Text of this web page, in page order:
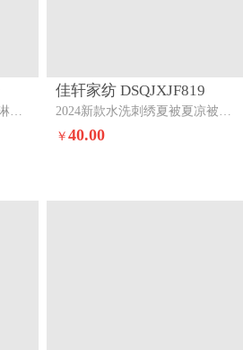
2024新款A类凉感云母冰淇淋纯色双拼夏被被子被芯蓝紫-浅灰
佳轩家纺 DSQJXJF819
2024新款水洗刺绣夏被夏凉被空调被轻羽-奶茶
￥ 40.00